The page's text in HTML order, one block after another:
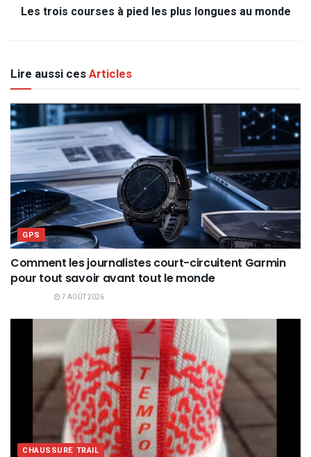
Les trois courses à pied les plus longues au monde
Lire aussi cesArticles
GPS
Comment les journalistes court-circuitent Garmin
pour tout savoir avant tout le monde
7 AOÛT 2026
CHAUSSURE TRAIL